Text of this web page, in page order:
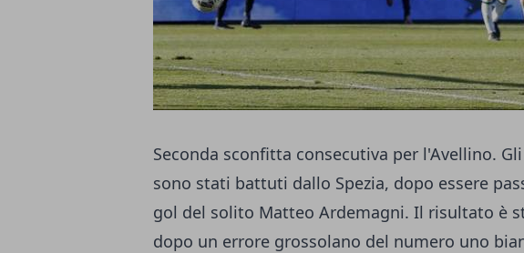
Seconda sconfitta consecutiva per l'Avellino.
sono stati battuti dallo Spezia, dopo essere
gol del solito Matteo Ardemagni. Il risultato è
dopo un errore grossolano del numero uno